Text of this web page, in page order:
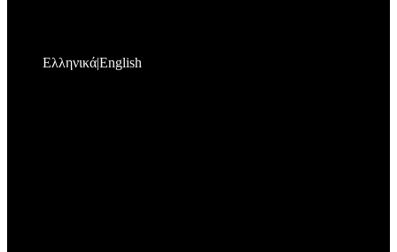
ΕλληνικάEnglish